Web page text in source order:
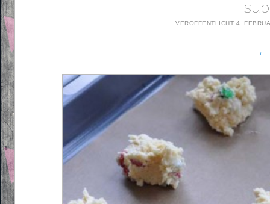
VERÖFFENTLICHT 4.
←